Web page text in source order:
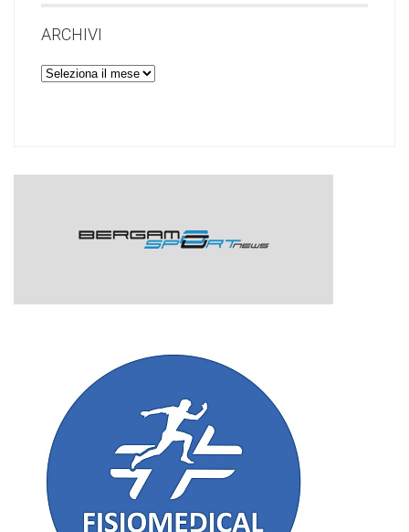
ARCHIVI
Archivi